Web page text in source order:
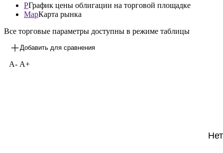
PГрафик цены облигации на торговой площадке
MapКарта рынка
Все торговые параметры доступны в режиме таблицы
Добавить для сравнения